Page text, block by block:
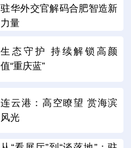
驻华外交官解码合肥智造新
力量
生态守护 持续解锁高颜
值“重庆蓝”
连云港：高空瞭望 赏海滨
风光